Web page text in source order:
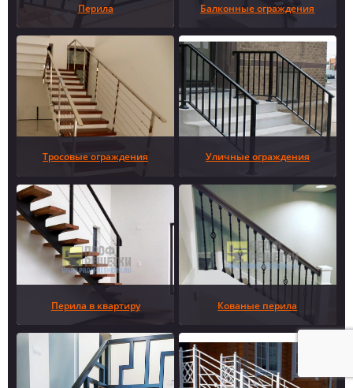
Перила Балконные ограждения
Тросовые ограждения Уличные ограждения
Перила в квартиру Кованые перила